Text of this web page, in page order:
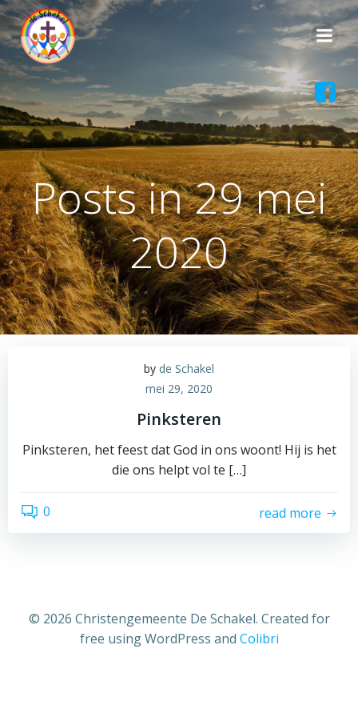
Ga
Posts in 29 mei
2020
by de Schakel
mei 29, 2020
Pinksteren
Pinksteren, het feest dat God in ons woont! Hij is het
die ons helpt vol te […]
0 read more
© 2026 Christengemeente De Schakel. Created for
free using WordPress and Colibri